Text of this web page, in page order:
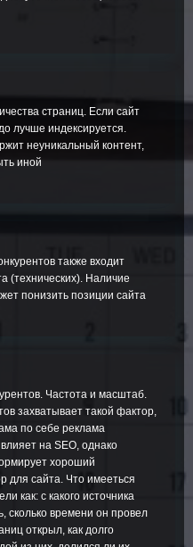
страниц. Если сайт
лучше индексируется.
неуникальный контент,
иной
также входит
(технических). Наличие
понизить позиции сайта
Частота и масштаб.
захватывает такой фактор,
по себе реклама
на SEO, однако
хороший
для сайта. Что имееться
как: с какого источника
сколько времени он провел
открыл, как долго